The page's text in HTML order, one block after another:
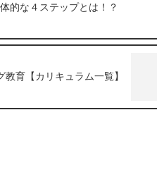
的な４ステップとは！？
育【カリキュラム一覧】